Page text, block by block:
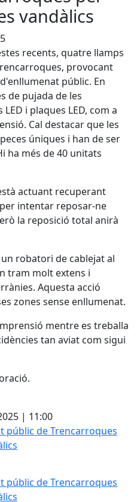
vandàlics
recents, quatre llamps
provocant
públic. En
de pujada de les
i plaques LED, com a
Cal destacar que les
úniques i han de ser
ha més de 40 unitats
actuant recuperant
intentar reposar-ne
la reposició total anirà
robatori de cablejat al
tram molt extens i
Aquesta acció
zones sense enllumenat.
mentre es treballa
tan aviat com sigui
| 11:00
de Trencarroques per
de Trencarroques per